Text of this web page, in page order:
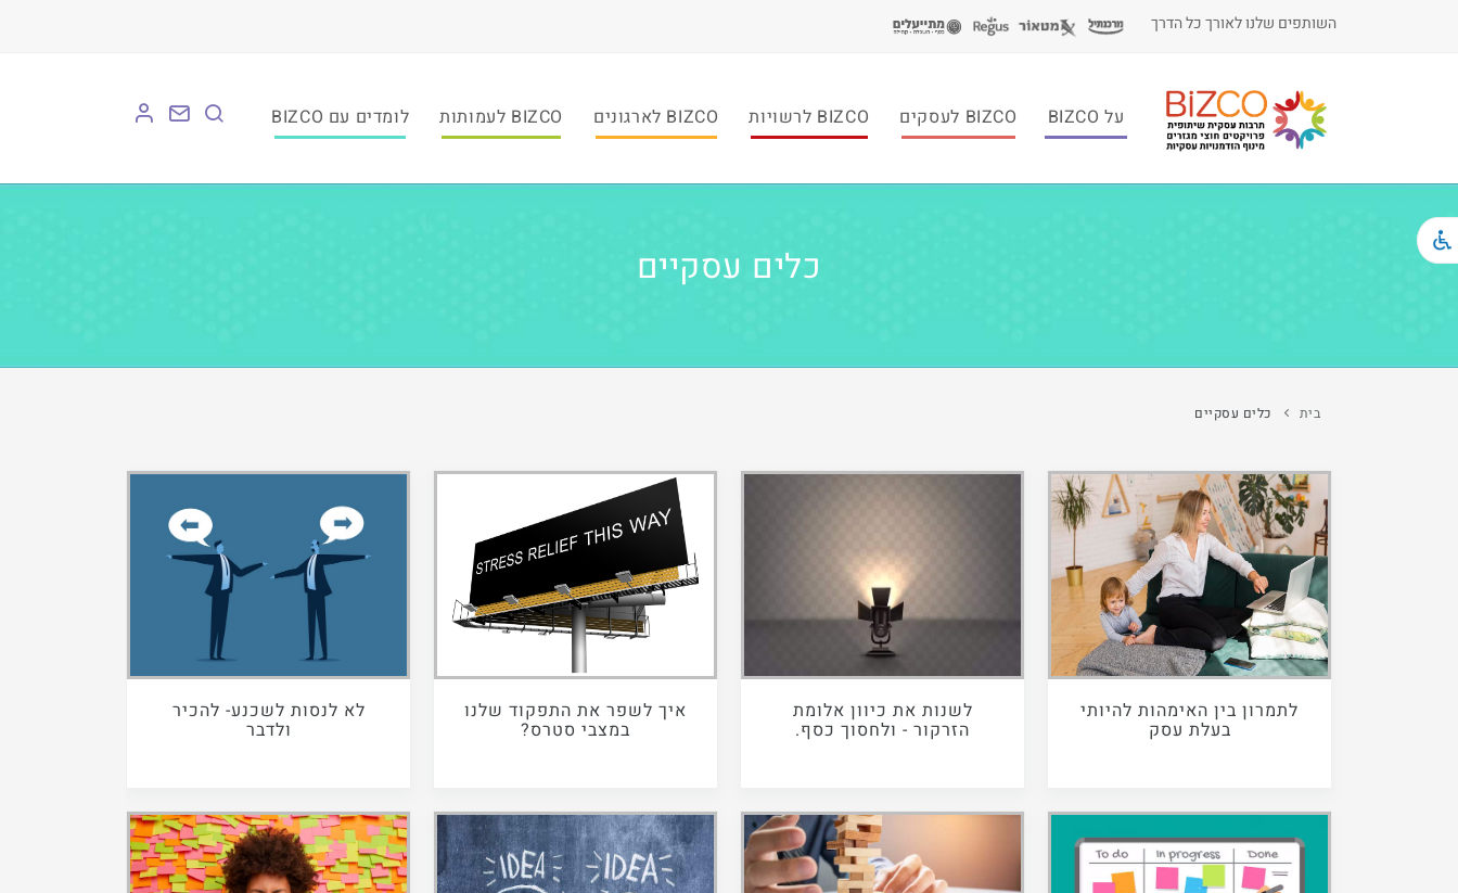
השותפים שלנו לאורך כל הדרך
על BIZCO BIZCO לעסקים BIZCO לרשויות BIZCO לארגונים BIZCO לעמותות לומדים עם BIZCO
כלים עסקיים
בית כלים עסקיים
לתמרון בין האימהות להיותי
בעלת עסק
לשנות את כיוון אלומת
הזרקור - ולחסוך כסף.
איך לשפר את התפקוד שלנו
במצבי סטרס?
לא לנסות לשכנע- להכיר
ולדבר